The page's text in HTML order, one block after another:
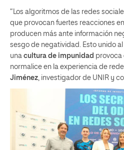
“Los algoritmos de las redes
que provocan fuertes reacciones
producen más ante información
sesgo de negatividad. Esto unido
una cultura de impunidad provoca
normalice en la experiencia de
Jiménez , investigador de UNIR y